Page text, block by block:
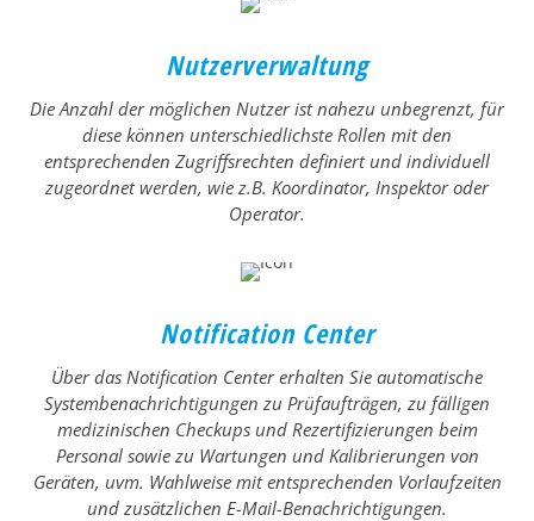
Nutzerverwaltung
Die Anzahl der möglichen Nutzer ist nahezu unbegrenzt, für
diese können unterschiedlichste Rollen mit den
entsprechenden Zugriffsrechten definiert und individuell
zugeordnet werden, wie z.B. Koordinator, Inspektor oder
Operator.
Notification Center
Über das Notification Center erhalten Sie automatische
Systembenachrichtigungen zu Prüfaufträgen, zu fälligen
medizinischen Checkups und Rezertifizierungen beim
Personal sowie zu Wartungen und Kalibrierungen von
Geräten, uvm. Wahlweise mit entsprechenden Vorlaufzeiten
und zusätzlichen E-Mail-Benachrichtigungen.